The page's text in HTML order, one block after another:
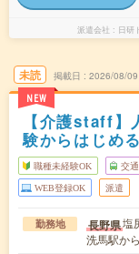
派遣会社 日研
未読
NEW
掲載日 2026/08/09
【介護staff】
験からはじめ
職種未経験OK 交
WEB登録OK 派遣
勤務地 長野県塩
洗馬駅か